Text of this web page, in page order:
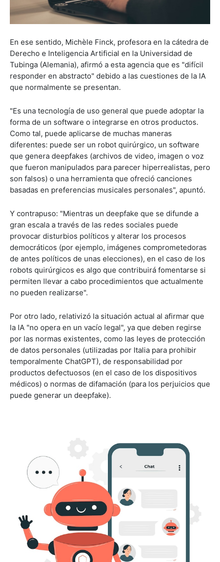
En ese sentido, Michèle Finck, profesora en la cátedra de
Derecho e Inteligencia Artificial en la Universidad de
Tubinga (Alemania), afirmó a esta agencia que es "difícil
responder en abstracto" debido a las cuestiones de la IA
que normalmente se presentan.
"Es una tecnología de uso general que puede adoptar la
forma de un software o integrarse en otros productos.
Como tal, puede aplicarse de muchas maneras
diferentes: puede ser un robot quirúrgico, un software
que genera deepfakes (archivos de video, imagen o voz
que fueron manipulados para parecer hiperrealistas, pero
son falsos) o una herramienta que ofreció canciones
basadas en preferencias musicales personales", apuntó.
Y contrapuso: "Mientras un deepfake que se difunde a
gran escala a través de las redes sociales puede
provocar disturbios políticos y alterar los procesos
democráticos (por ejemplo, imágenes comprometedoras
de antes políticos de unas elecciones), en el caso de los
robots quirúrgicos es algo que contribuirá fomentarse si
permiten llevar a cabo procedimientos que actualmente
no pueden realizarse".
Por otro lado, relativizó la situación actual al afirmar que
la IA "no opera en un vacío legal", ya que deben regirse
por las normas existentes, como las leyes de protección
de datos personales (utilizadas por Italia para prohibir
temporalmente ChatGPT), de responsabilidad por
productos defectuosos (en el caso de los dispositivos
médicos) o normas de difamación (para los perjuicios que
puede generar un deepfake).